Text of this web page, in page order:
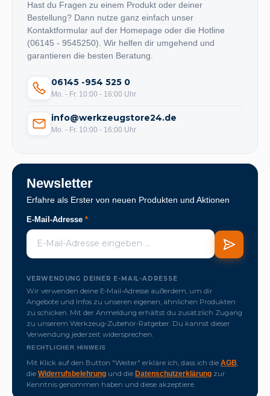
Hast du Fragen zu einem Produkt oder deiner
Bestellung? Dann nutze ganz einfach unser
Kontaktformular auf der Homepage oder die Hotline
(06145 - 9545250). Wir helfen dir umgehend und
garantieren die besten Beratung.
06145 -954 525 0
Mo. - Fr. 10:00 - 16:00 Uhr
info@werkzeugstore24.de
Mo. - Fr. 10:00 - 16:00 Uhr
Newsletter
Erfahre als Erster von neuen Produkten und Aktionen
E-Mail-Adresse *
VERWENDUNG DEINER E-MAIL-ADRESSE
Wir verwenden deine E-Mail-Adresse außerdem, um dir
Angebote und Infos zu unseren eigenen, ähnlichen Produkten
zu schicken. Mit der Anmeldung erhältst du zusätzlich Zugang
zu unserem Werkzeug-Zubehör-Ratgeber. Du kannst dieser
Verwendung jederzeit widersprechen.
RECHTLICHER HINWEIS
Mit Klick auf den Button "Weiter" erkläre ich, dass ich die AGB
die Widerrufsbelehrung und die Datenschutzerklärung zur
Kenntnis genommen haben und diese akzeptiere.